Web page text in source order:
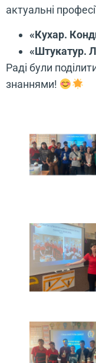
актуальні
«Кухар.
«Штукатур.
Раді були
знаннями!